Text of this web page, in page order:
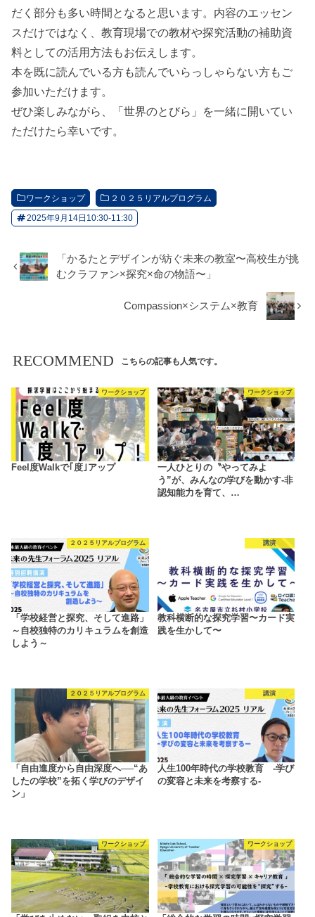
だく部分も多い時間となると思います。内容のエッセン
スだけではなく、教育現場での教材や探究活動の補助資
料としての活用方法もお伝えします。
本を既に読んでいる方も読んでいらっしゃらない方もご
参加いただけます。
ぜひ楽しみながら、「世界のとびら」を一緒に開いてい
ただけたら幸いです。
ワークショップ ２０２５リアルプログラム
2025年9月14日10:30-11:30
「かるたとデザインが紡ぐ未来の教室〜高校生が挑
むクラファン×探究×命の物語〜」
Compassion×システム×教育
RECOMMEND こちらの記事も人気です。
ワークショップ
Feel度Walkで｢度｣アップ
ワークショップ
一人ひとりの〝やってみよ
う”が、みんなの学びを動かす-非
認知能力を育て、…
２０２５リアルプログラム
「学校経営と探究、そして進路」
～自校独特のカリキュラムを創造
しよう～
講演
教科横断的な探究学習〜カード実
践を生かして〜
２０２５リアルプログラム
「自由進度から自由深度へ──“あ
したの学校”を拓く学びのデザイ
ン」
講演
人生100年時代の学校教育 -学び
の変容と未来を考察する-
ワークショップ ワークショップ